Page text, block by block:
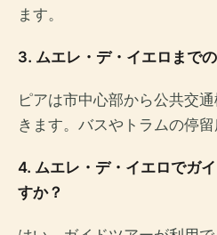
ます。
3. ムエレ・デ・イエロまで
ピアは市中心部から公共交
きます。バスやトラムの停留
4. ムエレ・デ・イエロでガ
すか？